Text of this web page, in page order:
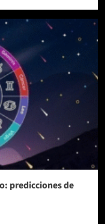
predicciones de